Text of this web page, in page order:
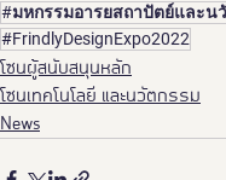
#FrindlyDesignExpo2022
โซนผู้สนับสนุนหลัก
โซนเทคโนโลยี และนวัตกรรม
News